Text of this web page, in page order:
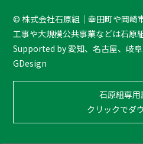
o
p
©株式会社石原組｜幸田町や岡崎
工事や大規模公共事業などは石原
Supported by 愛知、名古屋、岐
GDesign
石原組専用
クリックでダ